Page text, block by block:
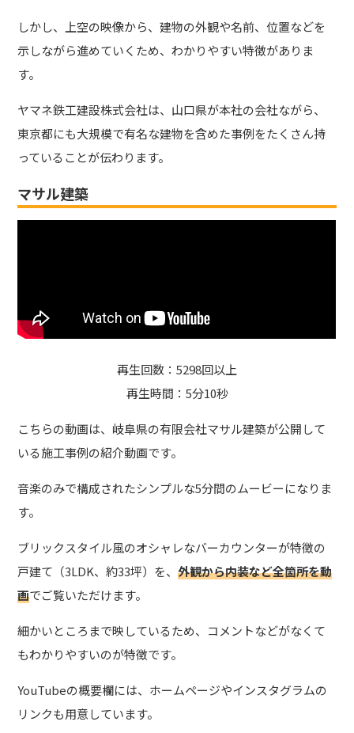
しかし、上空の映像から、建物の外観や名前、位置などを
示しながら進めていくため、わかりやすい特徴がありま
す。
ヤマネ鉄工建設株式会社は、山口県が本社の会社ながら、
東京都にも大規模で有名な建物を含めた事例をたくさん持
っていることが伝わります。
マサル建築
再生回数：5298回以上
再生時間：5分10秒
こちらの動画は、岐阜県の有限会社マサル建築が公開して
いる施工事例の紹介動画です。
音楽のみで構成されたシンプルな5分間のムービーになりま
す。
ブリックスタイル風のオシャレなバーカウンターが特徴の
戸建て（3LDK、約33坪）を、外観から内装など全箇所を動
画でご覧いただけます。
細かいところまで映しているため、コメントなどがなくて
もわかりやすいのが特徴です。
YouTubeの概要欄には、ホームページやインスタグラムの
リンクも用意しています。